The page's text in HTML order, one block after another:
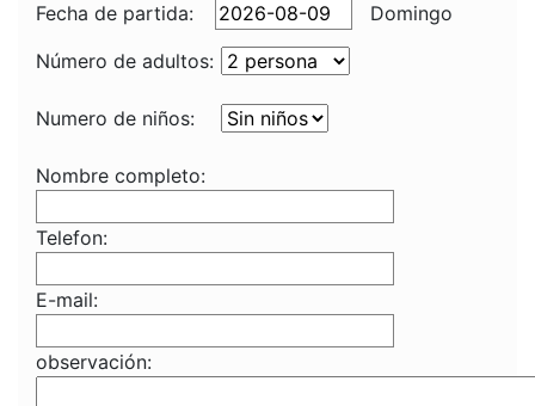
Fecha de partida:
Domingo
Número de adultos:
Numero de niños:
Nombre completo:
Telefon:
E-mail:
observación: